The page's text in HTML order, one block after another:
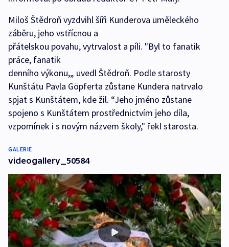
Miloš Štědroň vyzdvihl šíři Kunderova uměleckého
záběru, jeho vstřícnou a
přátelskou povahu, vytrvalost a píli. "Byl to fanatik
práce, fanatik
denního výkonu,„ uvedl Štědroň. Podle starosty
Kunštátu Pavla Göpferta zůstane Kundera natrvalo
spjat s Kunštátem, kde žil. “Jeho jméno zůstane
spojeno s Kunštátem prostřednictvím jeho díla,
vzpomínek i s novým názvem školy," řekl starosta.
GALERIE
videogallery_50584